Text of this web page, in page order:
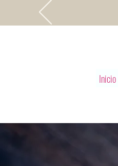
Inicio